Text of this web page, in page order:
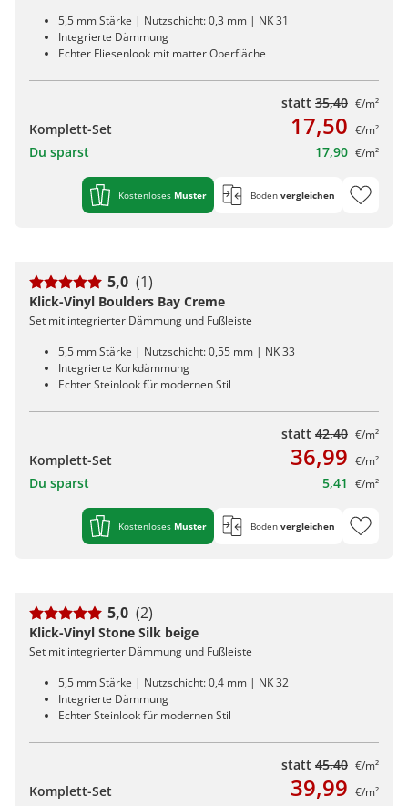
5,5 mm Stärke | Nutzschicht: 0,3 mm | NK 31
Integrierte Dämmung
Echter Fliesenlook mit matter Oberfläche
statt 35,40 €/m²
Komplett-Set 17,50 €/m²
Du sparst 17,90 €/m²
Kostenloses Muster Boden vergleichen
5,0 (1)
Klick-Vinyl Boulders Bay Creme
Set mit integrierter Dämmung und Fußleiste
5,5 mm Stärke | Nutzschicht: 0,55 mm | NK 33
Integrierte Korkdämmung
Echter Steinlook für modernen Stil
statt 42,40 €/m²
Komplett-Set 36,99 €/m²
Du sparst 5,41 €/m²
Kostenloses Muster Boden vergleichen
5,0 (2)
Klick-Vinyl Stone Silk beige
Set mit integrierter Dämmung und Fußleiste
5,5 mm Stärke | Nutzschicht: 0,4 mm | NK 32
Integrierte Dämmung
Echter Steinlook für modernen Stil
statt 45,40 €/m²
Komplett-Set 39,99 €/m²